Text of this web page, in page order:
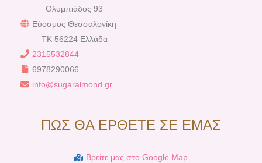
Ολυμπιάδος 93
Εύοσμος Θεσσαλονίκη
TK 56224 Ελλάδα
2315532844
6978290066
info@sugaralmond.gr
ΠΩΣ ΘΑ ΕΡΘΕΤΕ ΣΕ ΕΜΑΣ
Βρείτε μας στο Google Map